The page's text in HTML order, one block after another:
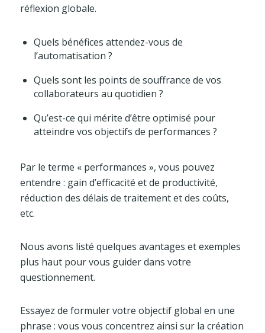
réflexion globale.
Quels bénéfices attendez-vous de
l’automatisation ?
Quels sont les points de souffrance de vos
collaborateurs au quotidien ?
Qu’est-ce qui mérite d’être optimisé pour
atteindre vos objectifs de performances ?
Par le terme « performances », vous pouvez
entendre : gain d’efficacité et de productivité,
réduction des délais de traitement et des coûts,
etc.
Nous avons listé quelques avantages et exemples
plus haut pour vous guider dans votre
questionnement.
Essayez de formuler votre objectif global en une
phrase : vous vous concentrez ainsi sur la création